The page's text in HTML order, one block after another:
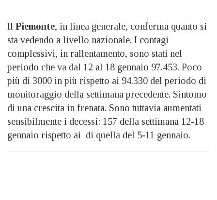
Il Piemonte, in linea generale, conferma quanto si
sta vedendo a livello nazionale. I contagi
complessivi, in rallentamento, sono stati nel
periodo che va dal 12 al 18 gennaio 97.453. Poco
più di 3000 in più rispetto ai 94.330 del periodo di
monitoraggio della settimana precedente. Sintomo
di una crescita in frenata. Sono tuttavia aumentati
sensibilmente i decessi: 157 della settimana 12-18
gennaio rispetto ai di quella del 5-11 gennaio.